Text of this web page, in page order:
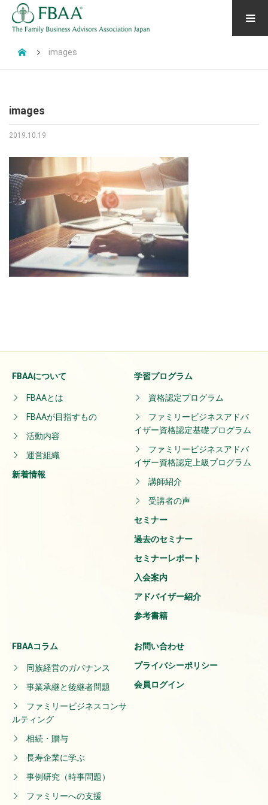
images
images
2019.10.19
FBAAについて
FBAAとは
FBAAが目指すもの
活動内容
運営組織
新着情報
学習プログラム
資格認定プログラム
ファミリービジネスアドバ
イザー資格認定基礎プログラム
ファミリービジネスアドバ
イザー資格認定上級プログラム
講師紹介
受講者の声
セミナー
過去のセミナー
セミナーレポート
入会案内
アドバイザー紹介
参考書籍
FBAAコラム
同族経営のガバナンス
事業承継と後継者問題
ファミリービジネスコンサ
ルティング
相続・贈与
長寿企業に学ぶ
事例研究（時事問題）
ファミリーへの支援
お問い合わせ
プライバシーポリシー
会員ログイン